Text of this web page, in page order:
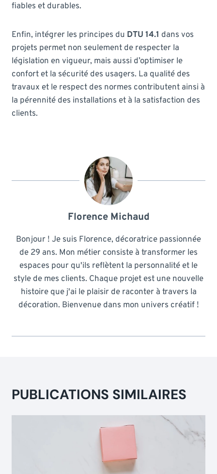
fiables et durables.
Enfin, intégrer les principes du DTU 14.1 dans vos
projets permet non seulement de respecter la
législation en vigueur, mais aussi d’optimiser le
confort et la sécurité des usagers. La qualité des
travaux et le respect des normes contributent ainsi à
la pérennité des installations et à la satisfaction des
clients.
Florence Michaud
Bonjour ! Je suis Florence, décoratrice passionnée
de 29 ans. Mon métier consiste à transformer les
espaces pour qu'ils reflètent la personnalité et le
style de mes clients. Chaque projet est une nouvelle
histoire que j'ai le plaisir de raconter à travers la
décoration. Bienvenue dans mon univers créatif !
PUBLICATIONS SIMILAIRES